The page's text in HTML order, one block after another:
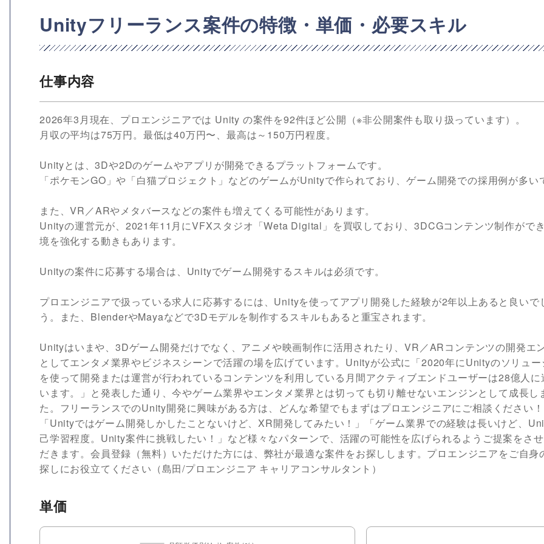
Unityフリーランス案件の特徴・単価・必要スキル
仕事内容
2026年3月現在、プロエンジニアでは Unity の案件を92件ほど公開（※非公開案件も取り扱っています）。
月収の平均は75万円。最低は40万円〜、最高は～150万円程度。
Unityとは、3Dや2Dのゲームやアプリが開発できるプラットフォームです。
「ポケモンGO」や「白猫プロジェクト」などのゲームがUnityで作られており、ゲーム開発での採用例が多い
また、VR／ARやメタバースなどの案件も増えてくる可能性があります。
Unityの運営元が、2021年11月にVFXスタジオ「Weta Digital」を買収しており、3DCGコンテンツ制作がで
境を強化する動きもあります。
Unityの案件に応募する場合は、Unityでゲーム開発するスキルは必須です。
プロエンジニアで扱っている求人に応募するには、Unityを使ってアプリ開発した経験が2年以上あると良いで
う。また、BlenderやMayaなどで3Dモデルを制作するスキルもあると重宝されます。
Unityはいまや、3Dゲーム開発だけでなく、アニメや映画制作に活用されたり、VR／ARコンテンツの開発エ
としてエンタメ業界やビジネスシーンで活躍の場を広げています。Unityが公式に「2020年にUnityのソリュー
を使って開発または運営が行われているコンテンツを利用している月間アクティブエンドユーザーは28億人に
います。」と発表した通り、今やゲーム業界やエンタメ業界とは切っても切り離せないエンジンとして成長し
た。フリーランスでのUnity開発に興味がある方は、どんな希望でもまずはプロエンジニアにご相談ください！
「Unityではゲーム開発しかしたことないけど、XR開発してみたい！」「ゲーム業界での経験は長いけど、
己学習程度。Unity案件に挑戦したい！」など様々なパターンで、活躍の可能性を広げられるようご提案をさ
だきます。会員登録（無料）いただけた方には、弊社が最適な案件をお探しします。プロエンジニアをご自身
探しにお役立てください（島田/プロエンジニア キャリアコンサルタント）
単価